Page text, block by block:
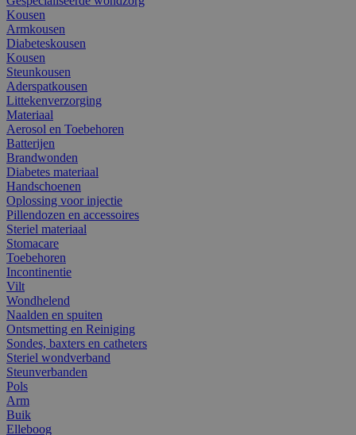
Kousen
Armkousen
Diabeteskousen
Kousen
Steunkousen
Aderspatkousen
Littekenverzorging
Materiaal
Aerosol en Toebehoren
Batterijen
Brandwonden
Diabetes materiaal
Handschoenen
Oplossing voor injectie
Pillendozen en accessoires
Steriel materiaal
Stomacare
Toebehoren
Incontinentie
Vilt
Wondhelend
Naalden en spuiten
Ontsmetting en Reiniging
Sondes, baxters en catheters
Steriel wondverband
Steunverbanden
Pols
Arm
Buik
Elleboog